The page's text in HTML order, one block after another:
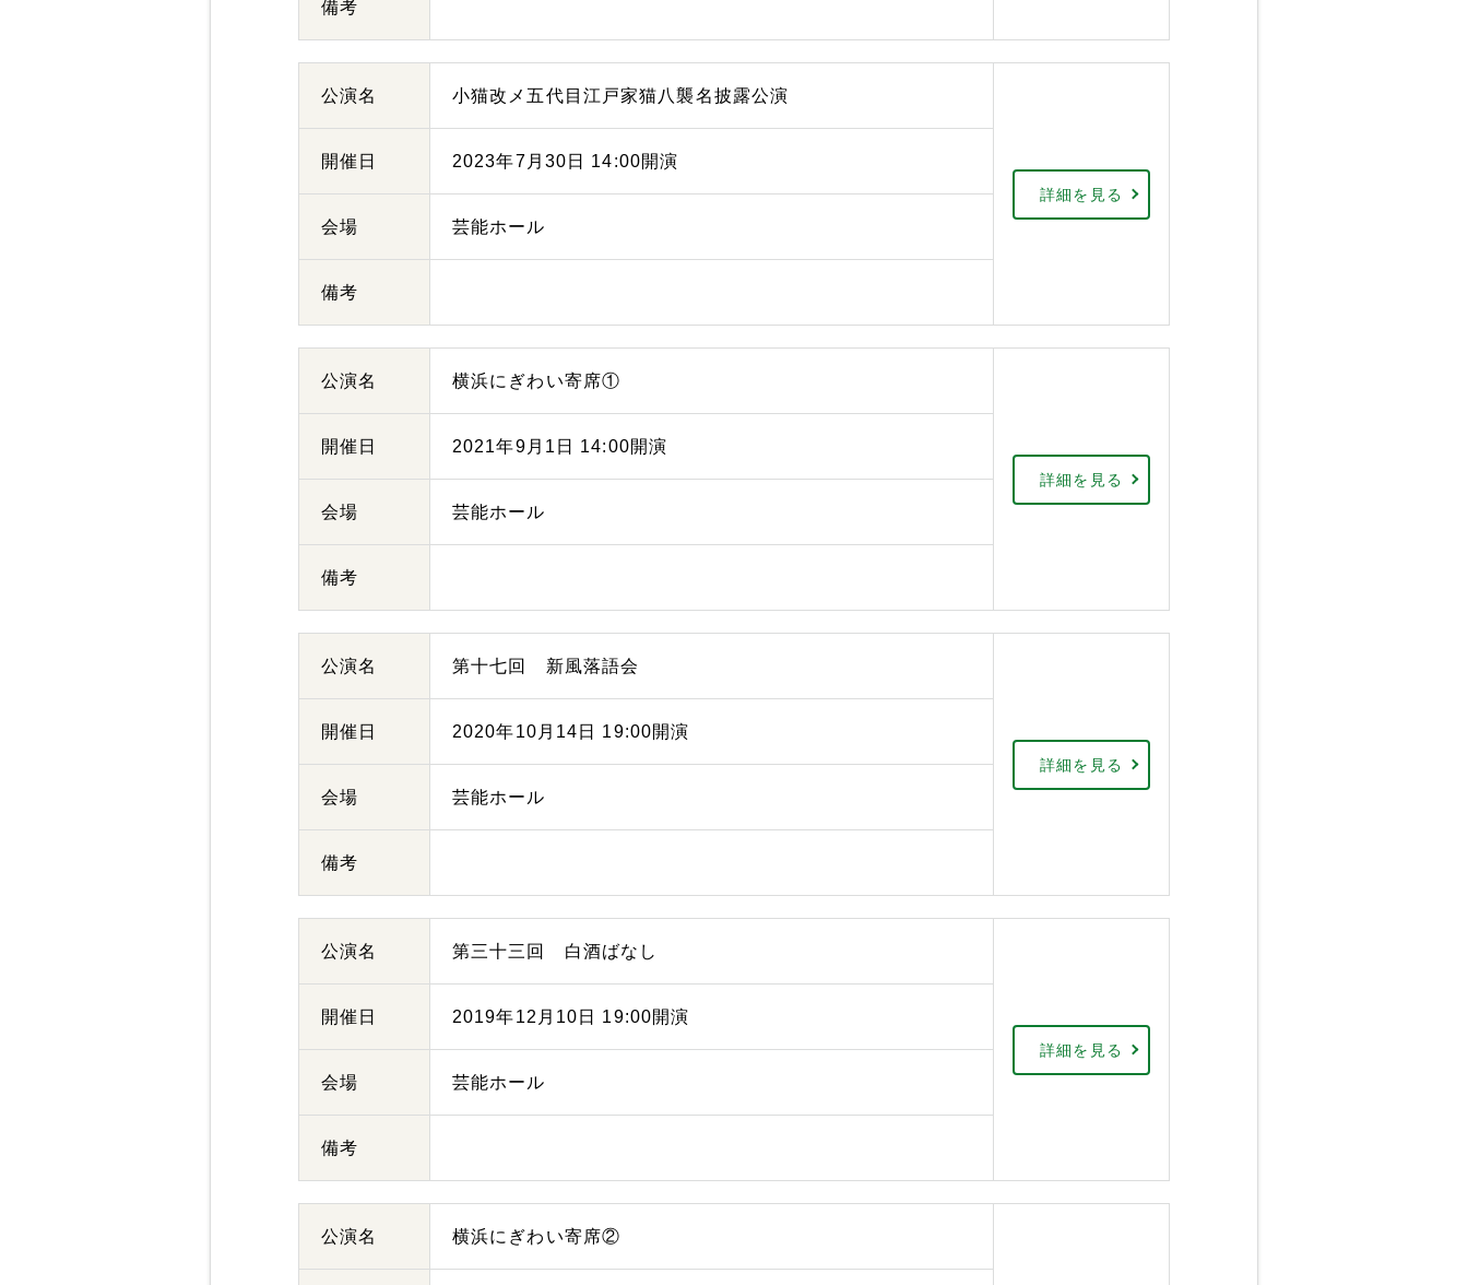
備考
公演名 小猫改メ五代目江戸家猫八襲名披露公演
開催日 2023年7月30日 14:00開演
会場 芸能ホール
備考
詳細を見る
公演名 横浜にぎわい寄席①
開催日 2021年9月1日 14:00開演
会場 芸能ホール
備考
詳細を見る
公演名 第十七回 新風落語会
開催日 2020年10月14日 19:00開演
会場 芸能ホール
備考
詳細を見る
公演名 第三十三回 白酒ばなし
開催日 2019年12月10日 19:00開演
会場 芸能ホール
備考
詳細を見る
公演名 横浜にぎわい寄席②